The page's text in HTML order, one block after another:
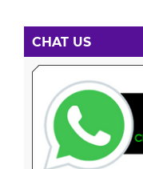
CHAT US